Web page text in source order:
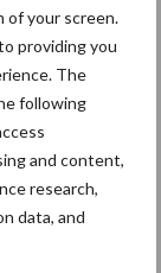
of your screen.
providing you
The
following
and content,
research,
data, and
nieuws